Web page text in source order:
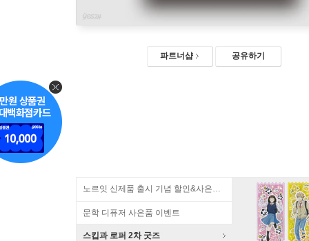
파트너샵 공유하기
노르잇 신제품 출시 기념 할인&사은품 증정!
문학 디퓨저 사은품 이벤트
스킵과 로퍼 2차 굿즈